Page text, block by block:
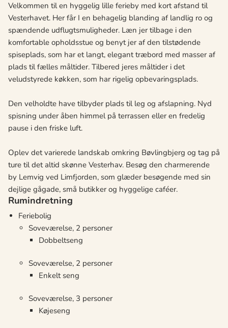
Velkommen til en hyggelig lille ferieby med kort afstand til
Vesterhavet. Her får I en behagelig blanding af landlig ro og
spændende udflugtsmuligheder. Læn jer tilbage i den
komfortable opholdsstue og benyt jer af den tilstødende
spiseplads, som har et langt, elegant træbord med masser af
plads til fælles måltider. Tilbered jeres måltider i det
veludstyrede køkken, som har rigelig opbevaringsplads.
Den velholdte have tilbyder plads til leg og afslapning. Nyd
spisning under åben himmel på terrassen eller en fredelig
pause i den friske luft.
Oplev det varierede landskab omkring Bøvlingbjerg og tag på
ture til det altid skønne Vesterhav. Besøg den charmerende
by Lemvig ved Limfjorden, som glæder besøgende med sin
dejlige gågade, små butikker og hyggelige caféer.
Rumindretning
Feriebolig
Soveværelse, 2 personer
Dobbeltseng
Soveværelse, 2 personer
Enkelt seng
Soveværelse, 3 personer
Køjeseng